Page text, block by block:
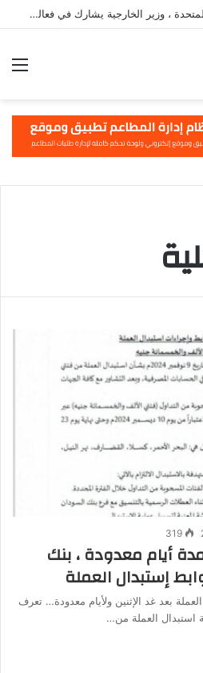
على هامش إجتماع الأمم المتحدة ، وزير الخارجية يشارك في فعالية مهمة في نيويورك
319
أيام معدودة ، بنك
إستبدال العملة
بعد غد الإثنين ولأيام معدودة… تعرف
استبدال العملة من…